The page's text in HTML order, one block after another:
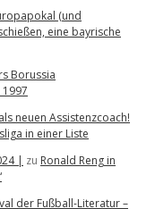
(und
eine bayrische
Borussia
neuen Assistenzcoach!
in einer Liste
| zu Ronald Reng in
der Fußball-Literatur –